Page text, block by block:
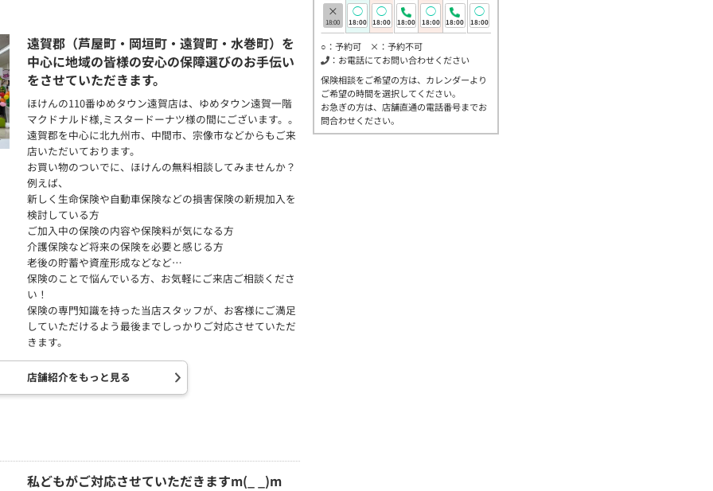
×
18:00
◯
18:00
◯
18:00 18:00
◯
18:00 18:00
◯
18:00
○：予約可 ×：予約不可
：お電話にてお問い合わせください
保険相談をご希望の方は、カレンダーより
ご希望の時間を選択してください。
お急ぎの方は、店舗直通の電話番号までお
問合わせください。
遠賀郡（芦屋町・岡垣町・遠賀町・水巻町）を
中心に地域の皆様の安心の保障選びのお手伝い
をさせていただきます。
ほけんの110番ゆめタウン遠賀店は、ゆめタウン遠賀一階
マクドナルド様,ミスタードーナツ様の間にございます。。
遠賀郡を中心に北九州市、中間市、宗像市などからもご来
店いただいております。
お買い物のついでに、ほけんの無料相談してみませんか？
例えば、
新しく生命保険や自動車保険などの損害保険の新規加入を
検討している方
ご加入中の保険の内容や保険料が気になる方
介護保険など将来の保険を必要と感じる方
老後の貯蓄や資産形成などなど…
保険のことで悩んでいる方、お気軽にご来店ご相談くださ
い！
保険の専門知識を持った当店スタッフが、お客様にご満足
していただけるよう最後までしっかりご対応させていただ
きます。
店舗紹介をもっと見る
私どもがご対応させていただきますm(_ _)m